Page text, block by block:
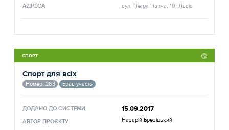
АДРЕСА вул. Петра Панча, 10, Львів
СПОРТ
Спорт для всіх
Номер: 263 Брав участь
ДОДАНО ДО СИСТЕМИ 15.09.2017
АВТОР ПРОЄКТУ Назарій Брезіцький